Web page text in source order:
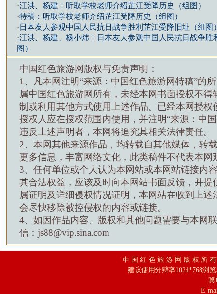
·江洪、杨建：听取学校老师介绍芷江受降历史（组图）
·特稿：听取学校老师介绍芷江受降历史（组图）
·日本友人参观中国人民抗日战争胜利芷江受降旧址（组图
·江洪、杨建、杨小炜：日本友人参观中国人民抗日战争胜
图）
中国红色旅游网版权与免责声明：
1、凡本网注明“来源：中国红色旅游网特稿”的
属中国红色旅游网所有，未经本网书面授权不得
制或利用其他方式使用上述作品。已经本网授权
授权人应在授权范围内使用，并注明“来源：中
违反上述声明者，本网将追究其相关法律责任。
2、本网其他来源作品，均转载自其他媒体，转
更多信息，丰富网络文化，此类稿件不代表本网
3、任何单位或个人认为本网站或本网站链接内
其合法权益，应该及时向本网站书面反馈，并提
属证明及详细侵权情况证明，本网站在收到上述
会尽快移除被控侵权的内容或链接。
4、如因作品内容、版权和其他问题需要与本网
信：js88@vip.sina.com
中 国 红 色 旅 游 网 版 权 所
建议使用分辩率1024*768浏
冀
E-